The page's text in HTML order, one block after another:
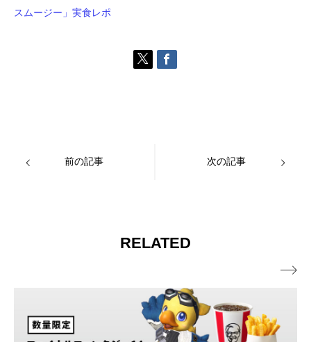
スムージー」実食レポ
前の記事 次の記事
RELATED
